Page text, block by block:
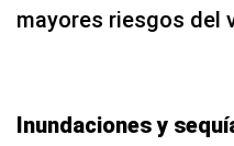
mayores riesgos del
Inundaciones y